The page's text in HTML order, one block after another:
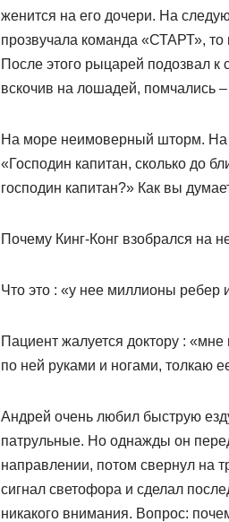
женится на его дочери. На
прозвучала команда «СТАРТ», то
После этого рыцарей подозвал к
вскочив на лошадей, помчались
Hа море неимоверный шторм. На
«Господин капитан, сколько до
господин капитан?» Как вы
Почему Кинг-Конг взобрался на
Что это : «у нее миллионы ребер
Пациент жалуется доктору :
по ней руками и ногами, толкаю
Андрей очень любил быструю
патрульные. Но однажды он
направлении, потом свернул на
сигнал светофора и сделал
никакого внимания. Вопрос: